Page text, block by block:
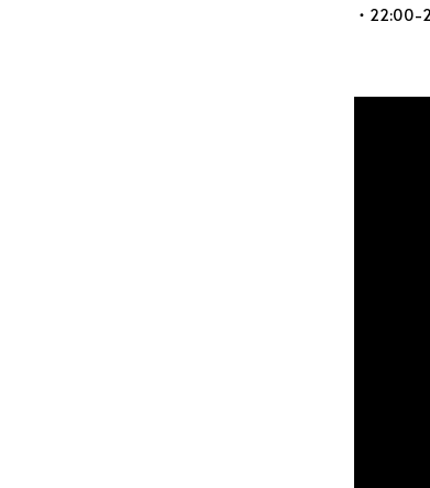
・22:00-